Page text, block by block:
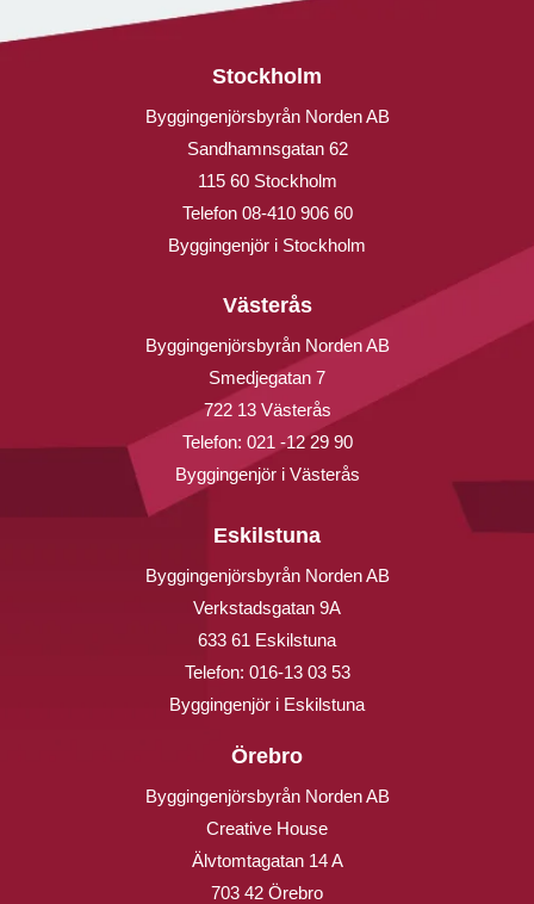
Stockholm
Byggingenjörsbyrån Norden AB
Sandhamnsgatan 62
115 60 Stockholm
Telefon 08-410 906 60
Byggingenjör i Stockholm
Västerås
Byggingenjörsbyrån Norden AB
Smedjegatan 7
722 13 Västerås
Telefon: 021 -12 29 90
Byggingenjör i Västerås
Eskilstuna
Byggingenjörsbyrån Norden AB
Verkstadsgatan 9A
633 61 Eskilstuna
Telefon: 016-13 03 53
Byggingenjör i Eskilstuna
Örebro
Byggingenjörsbyrån Norden AB
Creative House
Älvtomtagatan 14 A
703 42 Örebro